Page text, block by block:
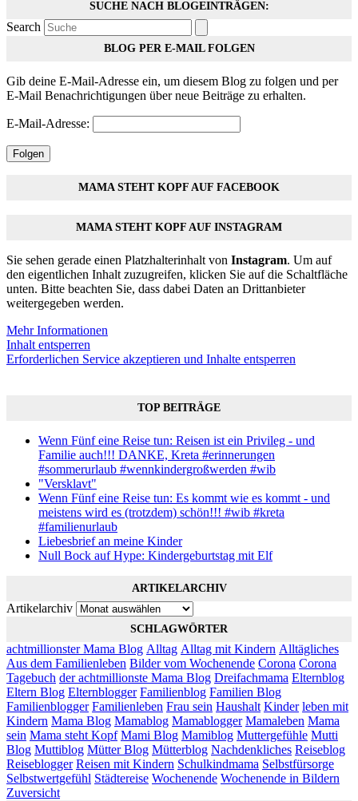
SUCHE NACH BLOGEINTRÄGEN:
Search
BLOG PER E-MAIL FOLGEN
Gib deine E-Mail-Adresse ein, um diesem Blog zu folgen und per
E-Mail Benachrichtigungen über neue Beiträge zu erhalten.
E-Mail-Adresse:
Folgen
MAMA STEHT KOPF AUF FACEBOOK
MAMA STEHT KOPF AUF INSTAGRAM
Sie sehen gerade einen Platzhalterinhalt von Instagram. Um auf
den eigentlichen Inhalt zuzugreifen, klicken Sie auf die Schaltfläche
unten. Bitte beachten Sie, dass dabei Daten an Drittanbieter
weitergegeben werden.
Mehr Informationen
Inhalt entsperren
Erforderlichen Service akzeptieren und Inhalte entsperren
TOP BEITRÄGE
Wenn Fünf eine Reise tun: Reisen ist ein Privileg - und
Familie auch!!! DANKE, Kreta #erinnerungen
#sommerurlaub #wennkindergroßwerden #wib
"Versklavt"
Wenn Fünf eine Reise tun: Es kommt wie es kommt - und
meistens wird es (trotzdem) schön!!! #wib #kreta
#familienurlaub
Liebesbrief an meine Kinder
Null Bock auf Hype: Kindergeburtstag mit Elf
ARTIKELARCHIV
Artikelarchiv
SCHLAGWÖRTER
achtmillionster Mama Blog Alltag Alltag mit Kindern Alltägliches
Aus dem Familienleben Bilder vom Wochenende Corona Corona
Tagebuch der achtmillionste Mama Blog Dreifachmama Elternblog
Eltern Blog Elternblogger Familienblog Familien Blog
Familienblogger Familienleben Frau sein Haushalt Kinder leben mit
Kindern Mama Blog Mamablog Mamablogger Mamaleben Mama
sein Mama steht Kopf Mami Blog Mamiblog Muttergefühle Mutti
Blog Muttiblog Mütter Blog Mütterblog Nachdenkliches Reiseblog
Reiseblogger Reisen mit Kindern Schulkindmama Selbstfürsorge
Selbstwertgefühl Städtereise Wochenende Wochenende in Bildern
Zuversicht